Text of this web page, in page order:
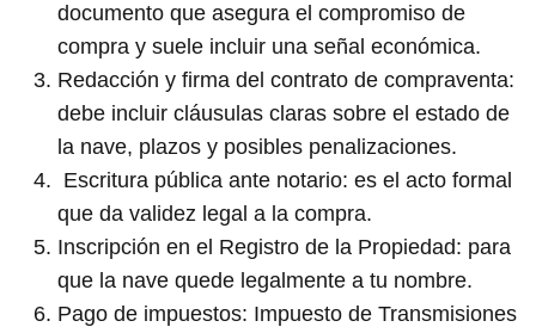
documento que asegura el compromiso de
compra y suele incluir una señal económica.
Redacción y firma del contrato de compraventa:
debe incluir cláusulas claras sobre el estado de
la nave, plazos y posibles penalizaciones.
️ Escritura pública ante notario: es el acto formal
que da validez legal a la compra.
Inscripción en el Registro de la Propiedad: para
que la nave quede legalmente a tu nombre.
Pago de impuestos: Impuesto de Transmisiones